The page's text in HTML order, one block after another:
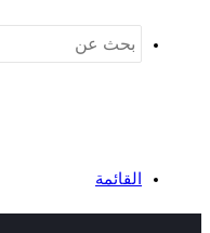
القائمة